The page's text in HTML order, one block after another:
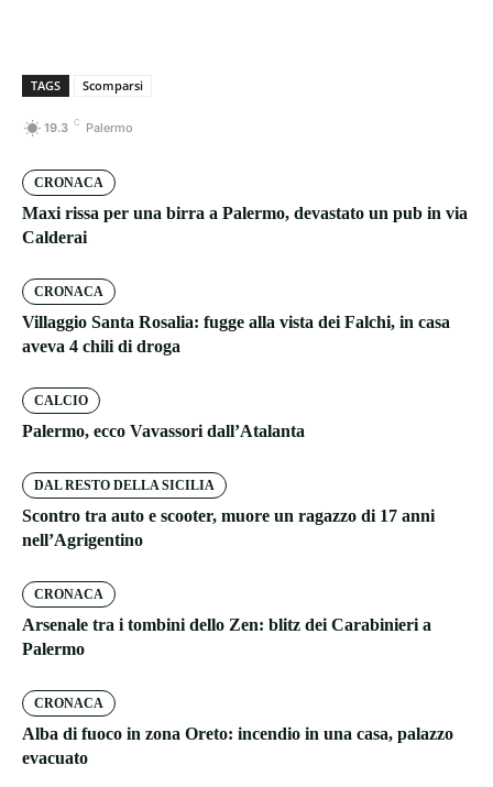
TAGS Scomparsi
19.3 C Palermo
CRONACA
Maxi rissa per una birra a Palermo, devastato un pub in via
Calderai
CRONACA
Villaggio Santa Rosalia: fugge alla vista dei Falchi, in casa
aveva 4 chili di droga
CALCIO
Palermo, ecco Vavassori dall’Atalanta
DAL RESTO DELLA SICILIA
Scontro tra auto e scooter, muore un ragazzo di 17 anni
nell’Agrigentino
CRONACA
Arsenale tra i tombini dello Zen: blitz dei Carabinieri a
Palermo
CRONACA
Alba di fuoco in zona Oreto: incendio in una casa, palazzo
evacuato